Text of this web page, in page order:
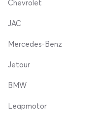
Chevrolet
JAC
Mercedes-Benz
Jetour
BMW
Leapmotor